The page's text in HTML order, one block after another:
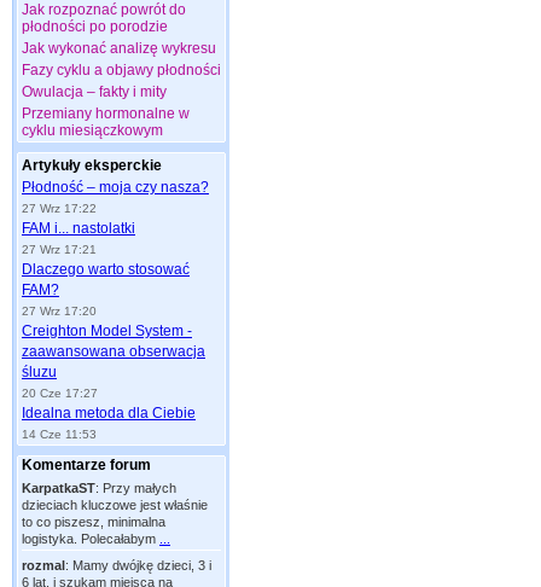
Jak rozpoznać powrót do
płodności po porodzie
Jak wykonać analizę wykresu
Fazy cyklu a objawy płodności
Owulacja – fakty i mity
Przemiany hormonalne w
cyklu miesiączkowym
Artykuły eksperckie
Płodność – moja czy nasza?
27 Wrz 17:22
FAM i... nastolatki
27 Wrz 17:21
Dlaczego warto stosować
FAM?
27 Wrz 17:20
Creighton Model System -
zaawansowana obserwacja
śluzu
20 Cze 17:27
Idealna metoda dla Ciebie
14 Cze 11:53
Komentarze forum
KarpatkaST: Przy małych
dzieciach kluczowe jest właśnie
to co piszesz, minimalna
logistyka. Polecałabym
rozmal: Mamy dwójkę dzieci, 3 i
6 lat, i szukam miejsca na